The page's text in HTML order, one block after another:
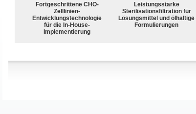
Fortgeschrittene CHO-
Zelllinien-
Entwicklungstechnologie
für die In-House-
Implementierung
Leistungsstarke
Sterilisationsfiltration für
Lösungsmittel und ölhaltige
Formulierungen